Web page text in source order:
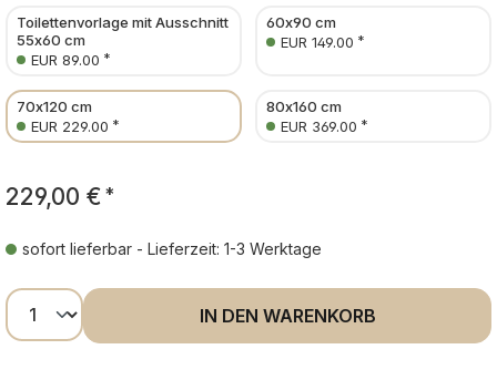
Toilettenvorlage mit Ausschnitt
55x60 cm
EUR 89.00 *
60x90 cm
EUR 149.00 *
70x120 cm
EUR 229.00 *
80x160 cm
EUR 369.00 *
229,00 € *
sofort lieferbar - Lieferzeit: 1-3 Werktage
Produkt Anzahl: Gib den gewünschten
IN DEN WARENKORB